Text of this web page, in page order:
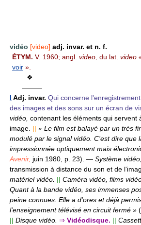
vidéo [video] adj. invar. et n. f.
ÉTYM. V. 1960; angl. video, du lat. video
voir ».
❖
———
I Adj. invar. Qui concerne
des images et des sons sur un écran de
vidéo, contenant les éléments qui servent
image. || « Le film est balayé par un très
modulé par le signal vidéo. C'est dire que
impressionnée optiquement mais
Avenir, juin 1980, p. 23). — Système vidéo,
transmission à distance du son et de
matériel vidéo. || Caméra vidéo, films
Quant à la bande vidéo, ses immenses
peine connues. Elle a d'ores et déjà
l'enseignement télévisé en circuit fermé » (
|| Disque vidéo. ⇒ Vidéodisque. ||